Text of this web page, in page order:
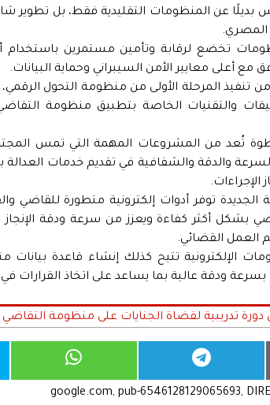
بديلًا عن المنظومات التقليدية فقط، بل تطوير
المصري.
تخضع لرقابة وتأمين مستمرين باستخدام
مع أعلى معايير الأمن السيبراني وحماية البيانات.
من تنفيذ المرحلة الأولى من منظومة التحول الرقمي،
والتقنيات الخاصة بتطبيق منظومة
تُعد من المشروعات المهمة التي تمس
والدقة والشفافية في تقديم خدمات العدالة
الإجراءات.
توفر أدوات إلكترونية متطورة للقاضي
بشكل أكثر كفاءة ويعزز من سرعة ودقة
العمل القضائي.
الإلكترونية تتيح كذلك إنشاء قاعدة بيانات
ودقة عالية بما يساعد على اتخاذ القرارات
دورة تدريبية لقضاة الجنايات على منظومة
google.com, pub-6546128129065693,